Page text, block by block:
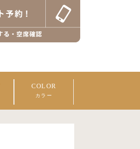
COLOR
カラー